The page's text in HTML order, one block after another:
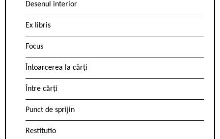
Desenul interior
Ex libris
Focus
Întoarcerea la cărți
Între cărți
Punct de sprijin
Restitutio